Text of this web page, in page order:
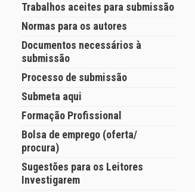
Trabalhos aceites para submissão
Normas para os autores
Documentos necessários à
submissão
Processo de submissão
Submeta aqui
Formação Profissional
Bolsa de emprego (oferta/
procura)
Sugestões para os Leitores
Investigarem